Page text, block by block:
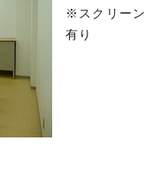
※スクリーン
有り